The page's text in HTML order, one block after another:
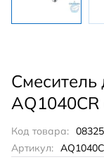
Код товара:
Артикул: